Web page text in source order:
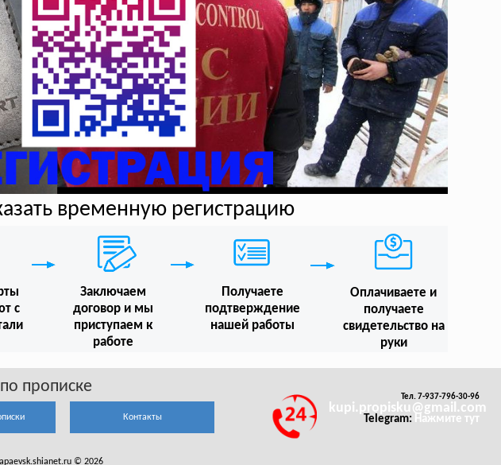
временную регистрацию
с
Заключаем
договор и мы
приступаем к
работе
Получаете
подтверждение
нашей работы
Оплачиваете и
получаете
свидетельство на
руки
прописке
Контакты
Тел. 7-937-796-30-96
kupi.propisku@gmail.com
Telegram: Нажмите тут
© 2026